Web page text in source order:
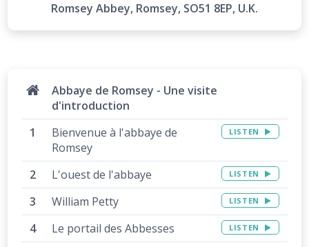
Romsey Abbey, Romsey, SO51 8EP, U.K.
Abbaye de Romsey - Une visite
d'introduction
Bienvenue à l'abbaye de
Romsey
LISTEN
L'ouest de l'abbaye LISTEN
William Petty LISTEN
Le portail des Abbesses LISTEN